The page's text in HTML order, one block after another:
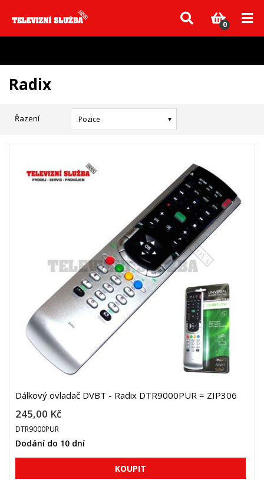
Vzhledem k aktuální situaci se může dodání dílů, které nejsou skladem,
zpozdit. Děkujeme za pochopení.
0
Radix
Řazení Pozice
Dálkový ovladač DVBT - Radix DTR9000PUR = ZIP306
245,00 Kč
DTR9000PUR
Dodání do 10 dní